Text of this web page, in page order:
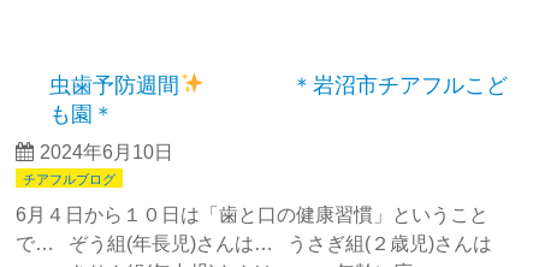
虫歯予防週間
＊岩沼市チアフルこど
も園＊
2024年6月10日
チアフルブログ
6月４日から１０日は「歯と口の健康習慣」ということ
で… ぞう組(年長児)さんは… うさぎ組(２歳児)さんは